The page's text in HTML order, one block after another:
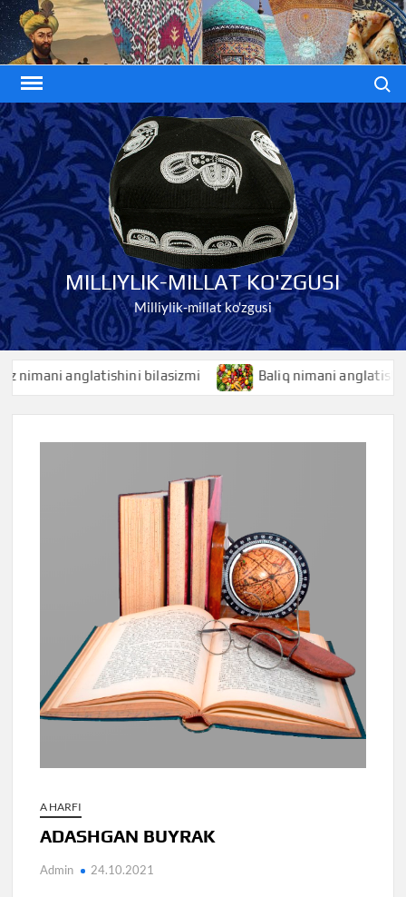
Skip
to
content
MILLIYLIK-MILLAT KO'ZGUSI
Milliylik-millat ko'zgusi
anglatishini bilasizmi Baliq nimani anglatishini
A HARFI
ADASHGAN BUYRAK
Admin 24.10.2021